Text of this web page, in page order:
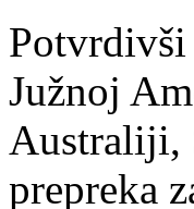
Potvrdivši
Južnoj
Australiji,
prepreka